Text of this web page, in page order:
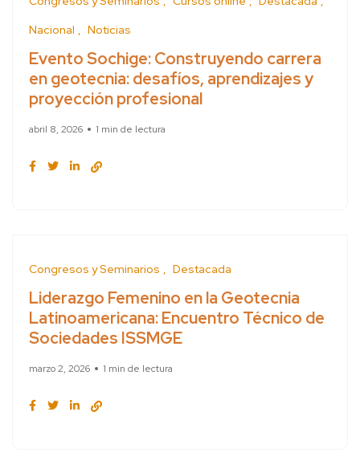
Nacional
Noticias
Evento Sochige: Construyendo carrera
en geotecnia: desafíos, aprendizajes y
proyección profesional
abril 8, 2026 1 min de lectura
Congresos y Seminarios Destacada
Liderazgo Femenino en la Geotecnia
Latinoamericana: Encuentro Técnico de
Sociedades ISSMGE
marzo 2, 2026 1 min de lectura